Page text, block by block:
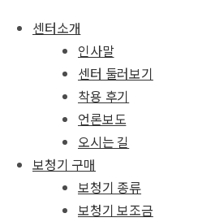
센터소개
인사말
센터 둘러보기
착용 후기
언론보도
오시는 길
보청기 구매
보청기 종류
보청기 보조금